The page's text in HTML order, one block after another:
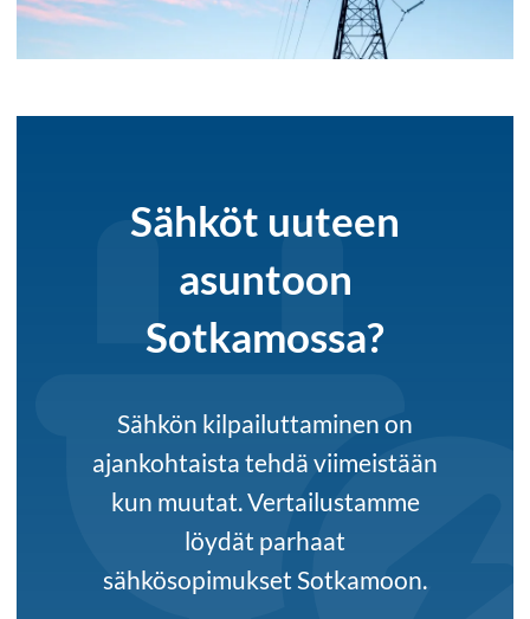
Sähköt uuteen
asuntoon
Sotkamossa?
Sähkön kilpailuttaminen on
ajankohtaista tehdä viimeistään
kun muutat. Vertailustamme
löydät parhaat
sähkösopimukset Sotkamoon.